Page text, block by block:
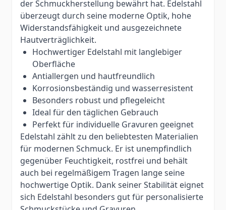
der Schmuckherstellung bewährt hat. Edelstahl
überzeugt durch seine moderne Optik, hohe
Widerstandsfähigkeit und ausgezeichnete
Hautverträglichkeit.
Hochwertiger Edelstahl mit langlebiger
Oberfläche
Antiallergen und hautfreundlich
Korrosionsbeständig und wasserresistent
Besonders robust und pflegeleicht
Ideal für den täglichen Gebrauch
Perfekt für individuelle Gravuren geeignet
Edelstahl zählt zu den beliebtesten Materialien
für modernen Schmuck. Er ist unempfindlich
gegenüber Feuchtigkeit, rostfrei und behält
auch bei regelmäßigem Tragen lange seine
hochwertige Optik. Dank seiner Stabilität eignet
sich Edelstahl besonders gut für personalisierte